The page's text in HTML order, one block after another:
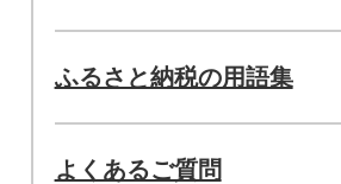
ふるさと納税の用語集
よくあるご質問